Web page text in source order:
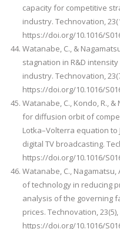
capacity for competitive
industry. Technovation,
https://doi.org/10.1016/
Watanabe, C., &
stagnation in R&D
industry. Technovation,
https://doi.org/10.1016/
Watanabe, C., Kondo, R., &
for diffusion orbit of
Lotka–Volterra equation to
digital TV broadcasting.
https://doi.org/10.1016/
Watanabe, C., Nagamatsu,
of technology in reducing
analysis of the governing
prices. Technovation, 23(5),
https://doi.org/10.1016/